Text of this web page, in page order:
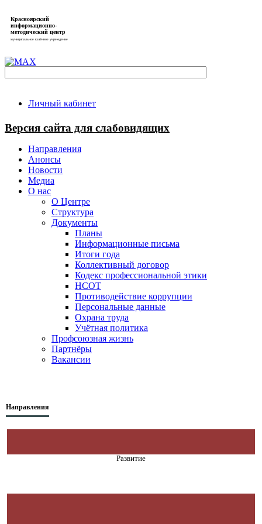
Красноярский
информационно-
методический центр
муниципальное казённое учреждение
Личный кабинет
Версия сайта для слабовидящих
Направления
Анонсы
Новости
Медиа
О нас
О Центре
Структура
Документы
Планы
Информационные письма
Итоги года
Коллективный договор
Кодекс профессиональной этики
НСОТ
Противодействие коррупции
Персональные данные
Охрана труда
Учётная политика
Профсоюзная жизнь
Партнёры
Вакансии
Направления
Развитие